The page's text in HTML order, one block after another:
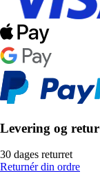
Levering og retur
30 dages returret
Returnér din ordre